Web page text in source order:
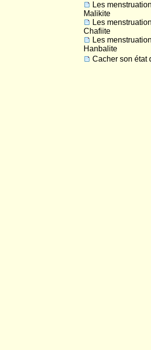
Les
Malikite
Les
Chafiite
Les
Hanbalite
Cacher son état